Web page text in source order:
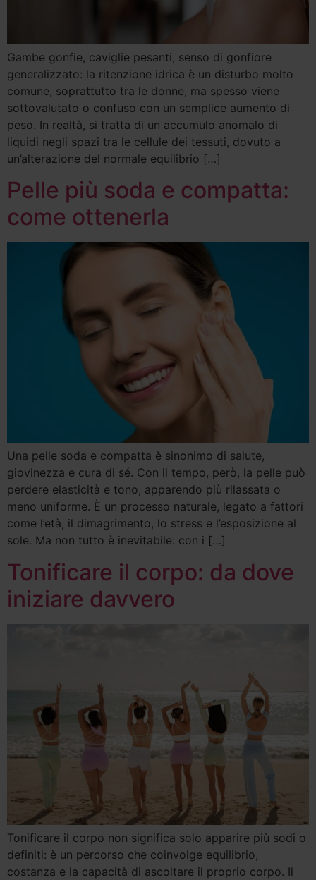
Gambe gonfie, caviglie pesanti, senso di gonfiore
generalizzato: la ritenzione idrica è un disturbo molto
comune, soprattutto tra le donne, ma spesso viene
sottovalutato o confuso con un semplice aumento di
peso. In realtà, si tratta di un accumulo anomalo di
liquidi negli spazi tra le cellule dei tessuti, dovuto a
un’alterazione del normale equilibrio […]
Pelle più soda e compatta:
come ottenerla
Una pelle soda e compatta è sinonimo di salute,
giovinezza e cura di sé. Con il tempo, però, la pelle può
perdere elasticità e tono, apparendo più rilassata o
meno uniforme. È un processo naturale, legato a fattori
come l’età, il dimagrimento, lo stress e l’esposizione al
sole. Ma non tutto è inevitabile: con i […]
Tonificare il corpo: da dove
iniziare davvero
Tonificare il corpo non significa solo apparire più sodi o
definiti: è un percorso che coinvolge equilibrio,
costanza e la capacità di ascoltare il proprio corpo. Il